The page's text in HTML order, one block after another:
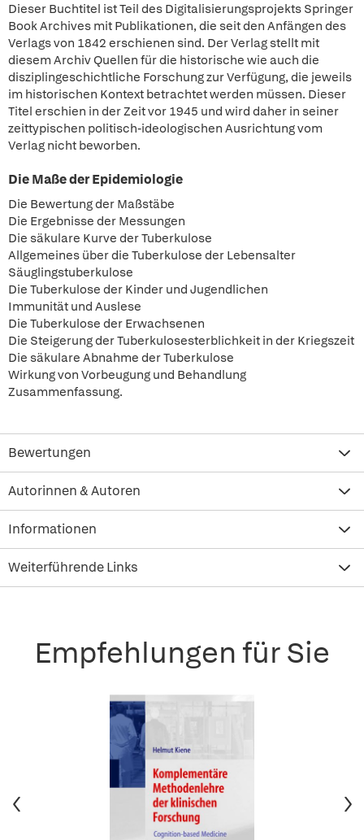
Dieser Buchtitel ist Teil des Digitalisierungsprojekts Springer
Book Archives mit Publikationen, die seit den Anfängen des
Verlags von 1842 erschienen sind. Der Verlag stellt mit
diesem Archiv Quellen für die historische wie auch die
disziplingeschichtliche Forschung zur Verfügung, die jeweils
im historischen Kontext betrachtet werden müssen. Dieser
Titel erschien in der Zeit vor 1945 und wird daher in seiner
zeittypischen politisch-ideologischen Ausrichtung vom
Verlag nicht beworben.
Die Maße der Epidemiologie
Die Bewertung der Maßstäbe
Die Ergebnisse der Messungen
Die säkulare Kurve der Tuberkulose
Allgemeines über die Tuberkulose der Lebensalter
Säuglingstuberkulose
Die Tuberkulose der Kinder und Jugendlichen
Immunität und Auslese
Die Tuberkulose der Erwachsenen
Die Steigerung der Tuberkulosesterblichkeit in der Kriegszeit
Die säkulare Abnahme der Tuberkulose
Wirkung von Vorbeugung und Behandlung
Zusammenfassung.
Bewertungen
Autorinnen & Autoren
Informationen
Weiterführende Links
Empfehlungen für Sie